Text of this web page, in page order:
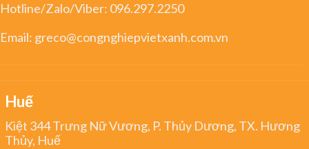
Hotline/Zalo/Viber: 096.297.2250
Email: greco@congnghiepvietxanh.com.vn
Huế
Kiệt 344 Trưng Nữ Vương, P. Thủy Dương, TX. Hương
Thủy, Huế